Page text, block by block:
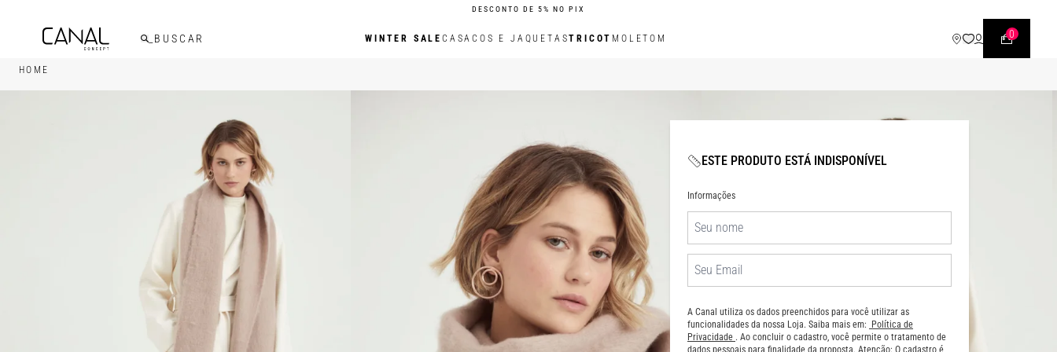
DESCONTO DE 5% NO PIX
WINTER SALE CASACOS E JAQUETASTRICOT MOLETOM 0
HOME
ESTE PRODUTO ESTÁ INDISPONÍVEL
Informações
A Canal utiliza os dados preenchidos para você utilizar as
funcionalidades da nossa Loja. Saiba mais em:
Política de
Privacidade . Ao concluir o cadastro, você permite o tratamento de
dados pessoais para finalidade da proposta. Atenção: O cadastro é